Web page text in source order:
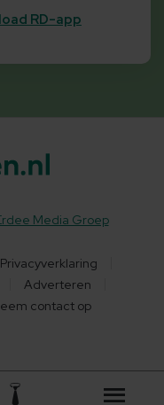
RD-app
Media Groep
Privacyverklaring
Adverteren
contact op